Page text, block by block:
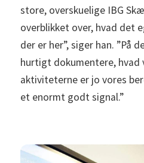
store, overskuelige IBG
overblikket over, hvad det
der er her”, siger han. ”På
hurtigt dokumentere, hvad
aktiviteterne er jo vores
et enormt godt signal.”